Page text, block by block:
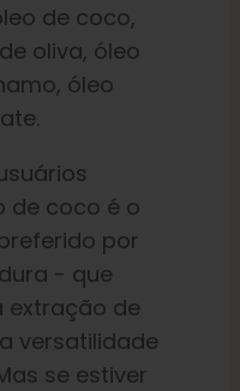
de coco,
oliva, óleo
óleo
de coco é o
por
- que
extração de
versatilidade
se estiver